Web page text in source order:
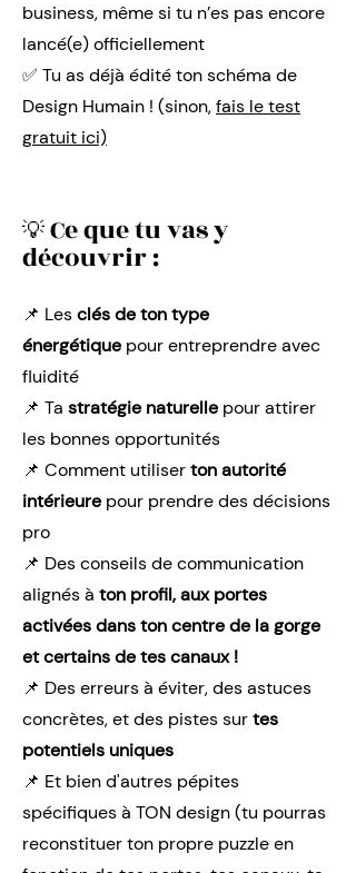
business, même si tu n’es pas encore
lancé(e) officiellement
✅ Tu as déjà édité ton schéma de
Design Humain ! (sinon,fais le test
gratuit ici)
💡Ce que tu vas y
découvrir :
📌 Lesclés de ton type
énergétique pour entreprendre avec
fluidité
📌 Ta stratégie naturelle pour attirer
les bonnes opportunités
📌 Comment utiliserton autorité
intérieure pour prendre des décisions
pro
📌 Des conseils de communication
alignés à ton profil, aux portes
activées dans ton centre de la gorge
et certains de tes canaux !
📌 Des erreurs à éviter, des astuces
concrètes, et des pistes surtes
potentiels uniques
📌 Et bien d'autres pépites
spécifiques à TON design (tu pourras
reconstituer ton propre puzzle en